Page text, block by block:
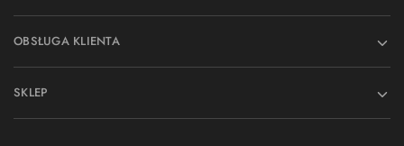
OBSŁUGA KLIENTA
SKLEP